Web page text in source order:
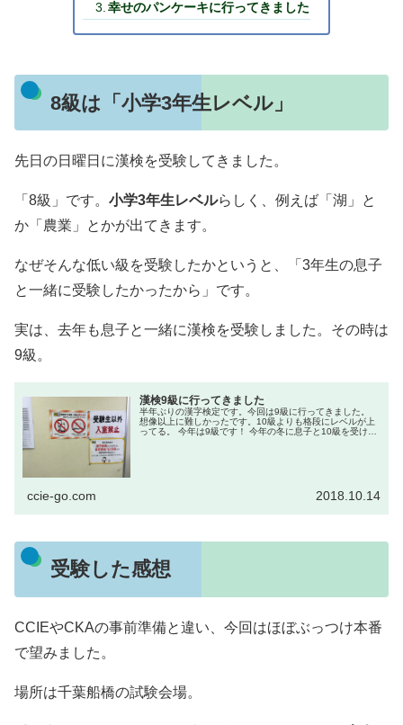
幸せのパンケーキに行ってきました
8級は「小学3年生レベル」
先日の日曜日に漢検を受験してきました。
「8級」です。 小学3年生レベルらしく、例えば「湖」と
か「農業」とかが出てきます。
なぜそんな低い級を受験したかというと、「3年生の息子
と一緒に受験したかったから」です。
実は、去年も息子と一緒に漢検を受験しました。その時は
9級。
漢検9級に行ってきました
半年ぶりの漢字検定です。今回は9級に行ってきました。
想像以上に難しかったです。10級よりも格段にレベルが上
ってる。 今年は9級です！ 今年の冬に息子と10級を受けて
ccie-go.com 2018.10.14
受験した感想
CCIEやCKAの事前準備と違い、今回はほぼぶっつけ本番
で望みました。
場所は千葉船橋の試験会場。